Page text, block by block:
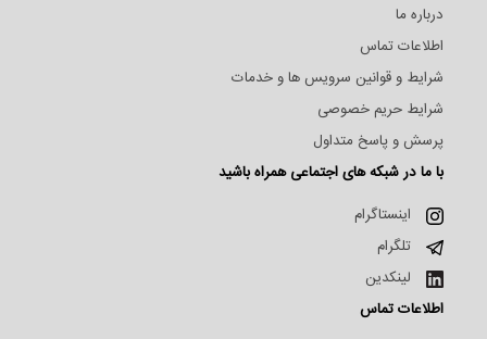
درباره ما
اطلاعات تماس
شرایط و قوانین سرویس ها و خدمات
شرایط حریم خصوصی
پرسش و پاسخ متداول
با ما در شبکه های اجتماعی همراه باشید
اینستاگرام
تلگرام
لینکدین
اطلاعات تماس